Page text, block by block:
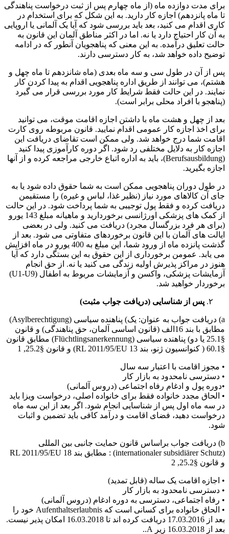
برای مدت دوازده ماه (از ماه چهارم پس از ثبت درخواست پناهندگی
تا ماه پانزدهم) اجازه کار دارید. به این شکل که برای استخدام در
کاری اقدام می کنید، بعد باید بررسی شود که آیا یک آلمانی یا اروپایی
به آن کار احتیاج دارد یا نه. اما در اکثر مناطق آلمان این قانون به
حالت تعلیق درآمده. به این معنی که پناهجویان آنطور که در ادامه
توضیح داده خواهد شد، به کار دسترسی دارند.
پس از آن در طول سی و سه ماه بعدی (ماه شانزدهم تا ماه چهل و
هشتم)، می توانند از طریق اداره پناهجویی اقدام به پیدا کردن کار
نمایند. در این حالت فقط شرایط کار مورد بررسی قرار می گیرد
(پناهجو با افراد محلی برابر است).
بعد از چهل و هشت ماه با داشتن اجازه اقامت موقت، می توانید
برای اخذ اجازه کار عمومی اقدام نمایید. قانون مربوطه روی کارت
اقامت شما درج خواهد شد. ولی ممکن است تقاضای دریافت این
اجازه کار به دلایل مختلفی رد شود. اگر دوره کارآموزی پیدا کنید
(Berufsausbildung)، باید به اداره اتباع خارجی مراجعه کرده و از آنها
اجازه بگیرید.
در طول دوران پناهجویی ممکن است به شما حقوق داده شود یا به
جای آن کالاهای مورد نیاز (نظیر غذا، لباس و غیره) را مستقیمن
دریافت کرده و فقط پول توجیبی به شما پرداخت شود. در این حالت
از کمک های پزشکی اورژانسی برخوردارید و ماهیانه مبلغ 143 یورو
(برای هر فرد بزرگسال مجرد) دریافت می کنید. ولی در بعضی
ایالت های آلمان با این قانون برخوردهای متفاوتی می شود. بعد از
گذشت پانزده ماه از ورود شما، این مبلغ به 400 یورو در ماه افزایش
می یابد. عمومن برخورداری از این حقوق به این بستگی دارد که آیا
هنوز در مراکز پذیرش اولیه زندگی می کنید یا نه. از حق انجام
آزمایشات پزشکی، واکسن و آزمایشات مربوط به اطفال (U1-U9)
برخوردار خواهید شد.
پس از شناسایی (دریافت جواب مثبت)
a) دریافت جواب به عنوان: یک) پناهنده سیاسی (Asylberechtigung)
مطابق با بند 16الف (قانون اساسی آلمان، حق پناهندگی) و قانون
§25.1 یا دو) پناهنده سیاسی (Flüchtlingsanerkennung) مطابق قانون
§60.1 ( کنوانسیون ژنو، بند 13 RL 2011/95/EU) و قانون §25.2, 1
• مجوز اقامت با اعتبار سه سال
• دسترسی نامحدود به بازار کار
•دوره پول و ادغام رفاه اجتماعی (دروس آلمانی)
• الحاق مجدد خانواده فقط برای خانواده اصلی، درخواست ویزا باید
در سه ماه اول پس از شناسایی انجام شود. اگر بعد از این سه ماه
درخواست دهید، فضای اقامت و درآمد کافی باید تضمین و اثبات
شود.
b) دریافت جواب براساس قانون حمایت جانبی بین المللی
(internationaler subsidiärer Schutz) : مطابق بند 18 RL 2011/95/EU
و قانون §25.2, 2
• اجازه اقامت یک ساله (قابل تمدید)
• دسترسی نامحدود به بازار کار
• رفاه اجتماعی، دسترسی به دوره ادغام (دروس آلمانی)
• الحاق خانواده برای کسانی است که Aufenthaltserlaubnis خود را
بعد از 17.03.2016 دریافت کرده اند تا 16.03.2018 امکان پذیر نیست.
بعد از 16.03.2018 زیر A..